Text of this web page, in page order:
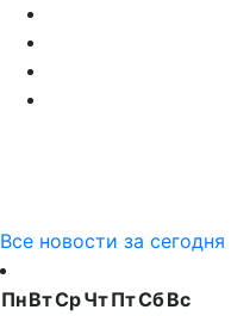
Все новости за сегодня
ПнВтСрЧтПтСбВс